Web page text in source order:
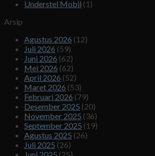
Understel Mobil (1)
Arsip
Agustus 2026 (12)
Juli 2026 (59)
Juni 2026 (62)
Mei 2026 (62)
April 2026 (52)
Maret 2026 (53)
Februari 2026 (79)
Desember 2025 (20)
November 2025 (36)
September 2025 (19)
Agustus 2025 (26)
Juli 2025 (26)